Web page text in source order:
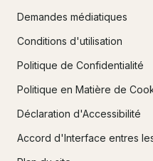
Demandes médiatiques
Conditions d'utilisation
Politique de Confidentialité
Politique en Matière de
Déclaration d'Accessibilité
Accord d'Interface entres